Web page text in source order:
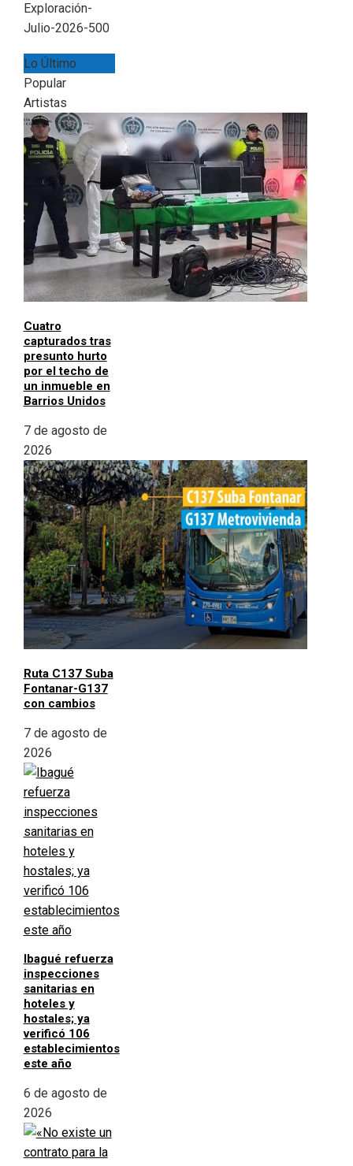
Exploración-
Julio-2026-500
Lo Último
Popular
Artistas
Cuatro
capturados tras
presunto hurto
por el techo de
un inmueble en
Barrios Unidos
7 de agosto de
2026
Ruta C137 Suba
Fontanar-G137
con cambios
7 de agosto de
2026
Ibagué refuerza
inspecciones
sanitarias en
hoteles y
hostales; ya
verificó 106
establecimientos
este año
6 de agosto de
2026